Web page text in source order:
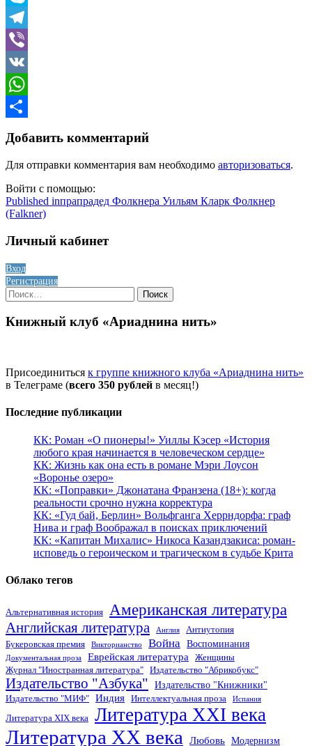
Skype
Telegram
Viber
VK
WhatsApp
Добавить комментарий
Для отправки комментария вам необходимо авторизоваться.
Войти с помощью:
Навигация
по
записям
Published inпрапрадед Фолкнера Уильям Кларк Фолкнер
(Falkner)
Личный кабинет
Вход
Регистрация
Найти:
Книжный клуб «Ариаднина нить»
Присоединиться к группе книжного клуба «Ариаднина нить»
в Телеграме (всего 350 рублей в месяц!)
Последние публикации
КК: Роман «О пионеры!» Уиллы Кэсер «История
любого края начинается в человеческом сердце»
КК: Жизнь как она есть в романе Мэри Лоусон
«Воронье озеро»
КК: «Поправки» Джонатана Франзена (18+): когда
реальности срочно нужна корректура
КК: «Гуд бай, Берлин» Вольфганга Херрндорфа: граф
Нива и граф Воображал в поисках приключений
КК: «Капитан Михалис» Никоса Казандзакиса: роман-
исповедь о героическом и трагическом в судьбе Крита
Облако тегов
Альтернативная история Американская литература
Английская литература Англия
Антиутопия
Букеровская премия
Викторианство Война Воспоминания
Документальная проза Еврейская литература
Женщины
Журнал "Иностранная литература"
Издательство "Абрикобукс"
Издательство "Азбука" Издательство "Книжники"
Издательство "МИФ" Индия Интеллектуальная проза Испания
Литература XIX века Литература XXI века
Литература XX века Любовь Модернизм